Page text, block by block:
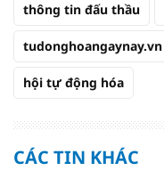
thông tin đấu thầu
tudonghoangaynay.vn
hội tự động hóa
CÁC TIN KHÁC